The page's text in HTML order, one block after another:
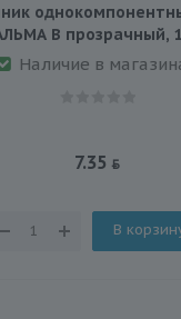
В прозрачный,
Наличие в
7.35
В